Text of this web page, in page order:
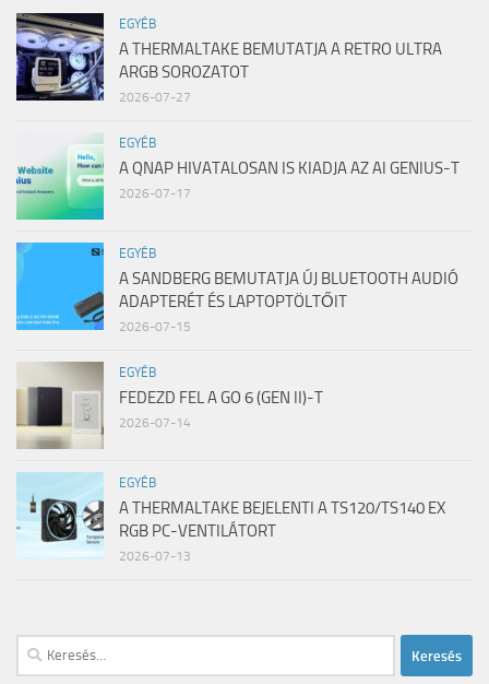
EGYÉB
A THERMALTAKE BEMUTATJA A RETRO ULTRA
ARGB SOROZATOT
2026-07-27
EGYÉB
A QNAP HIVATALOSAN IS KIADJA AZ AI GENIUS-T
2026-07-17
EGYÉB
A SANDBERG BEMUTATJA ÚJ BLUETOOTH AUDIÓ
ADAPTERÉT ÉS LAPTOPTÖLTŐIT
2026-07-15
EGYÉB
FEDEZD FEL A GO 6 (GEN II)-T
2026-07-14
EGYÉB
A THERMALTAKE BEJELENTI A TS120/TS140 EX
RGB PC-VENTILÁTORT
2026-07-13
Keresés: